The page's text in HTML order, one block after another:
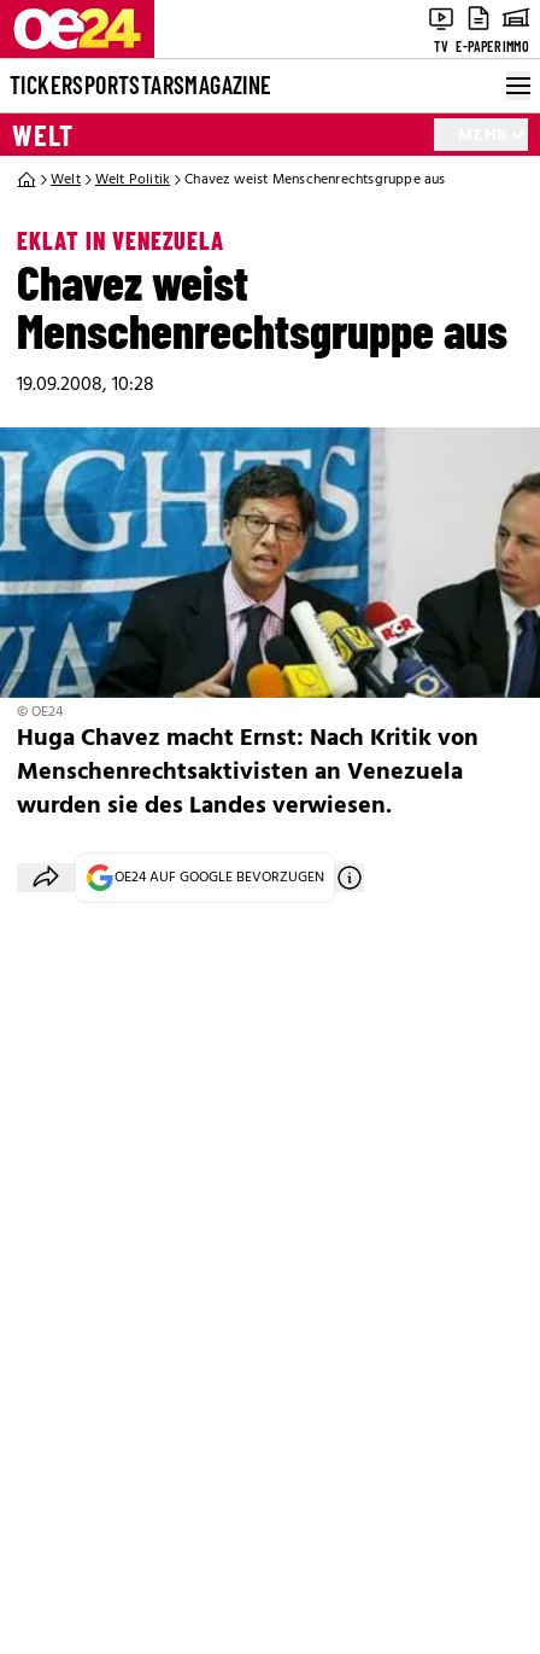
TV E-PAPERIMMO
TICKERSPORTSTARSMAGAZINE
WELT
Welt Welt Politik Chavez weist Menschenrechtsgruppe aus
EKLAT IN VENEZUELA
Chavez weist
Menschenrechtsgruppe aus
19.09.2008, 10:28
© OE24
Huga Chavez macht Ernst: Nach Kritik von
Menschenrechtsaktivisten an Venezuela
wurden sie des Landes verwiesen.
OE24 AUF GOOGLE BEVORZUGEN